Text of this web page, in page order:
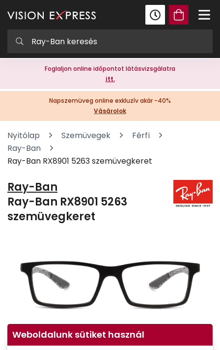
Foglaljon online időpontot látásvizsgálatra
itt.
Napszemüveg online exkluzív akár -40%
Vásárolok
Nyitólap Szemüvegek
Férfi
Ray-Ban
Ray-Ban RX8901 5263 szemüvegkeret
Ray-Ban
Ray-Ban RX8901 5263
szemüvegkeret
Weboldalunk sütiket használ